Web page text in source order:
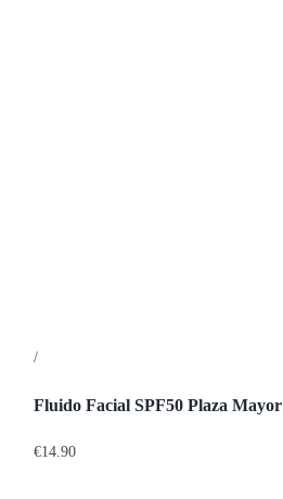
/
Fluido Facial SPF50 Plaza Mayor
€14.90